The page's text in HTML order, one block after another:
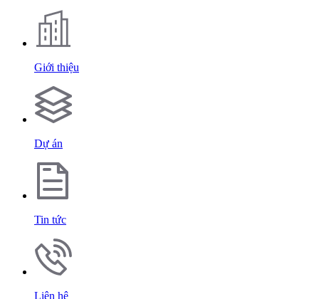
Giới thiệu
Dự án
Tin tức
Liên hệ